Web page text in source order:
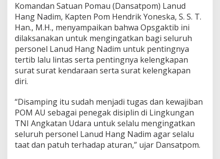
r
a
i
P
e
n
e
g
a
n
K
e
t
e
Komandan Satuan Pomau (Dansatpom) Lanud
Hang Nadim, Kapten Pom Hendrik Yoneska, S. S. T.
Han., M.H., menyampaikan bahwa Opsgaktib ini
dilaksanakan untuk mengingatkan bagi seluruh
personel Lanud Hang Nadim untuk pentingnya
tertib lalu lintas serta pentingnya kelengkapan
surat surat kendaraan serta surat kelengkapan
diri.
“Disamping itu sudah menjadi tugas dan kewajiban
POM AU sebagai penegak disiplin di Lingkungan
TNI Angkatan Udara untuk selalu mengingatkan
seluruh personel Lanud Hang Nadim agar selalu
taat dan patuh terhadap aturan,” ujar Dansatpom.